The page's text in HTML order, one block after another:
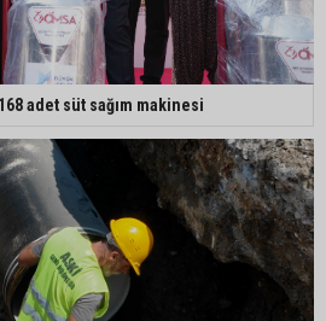
motosiklet hırsızından ilginç savunma:
gitmek için aldım, geri verecektim”
kaçak tütün operasyonu: 1 şüpheli
konvoyu Adana'da destek mitingiyle
adet süt sağım makinesi